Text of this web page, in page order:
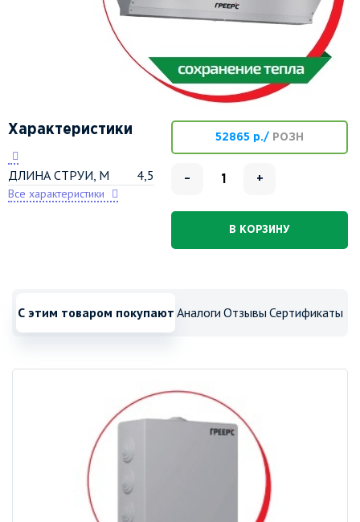
Характеристики
ДЛИНА СТРУИ, М 4,5
Все характеристики
52865 р./ РОЗН
– +
В КОРЗИНУ
С этим товаром покупают Аналоги Отзывы Сертификаты